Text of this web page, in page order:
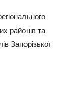
районів та
Запорізької